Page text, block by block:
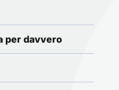
per davvero